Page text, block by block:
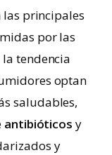
las principales
por las
tendencia
optan
saludables,
antibióticos y
y